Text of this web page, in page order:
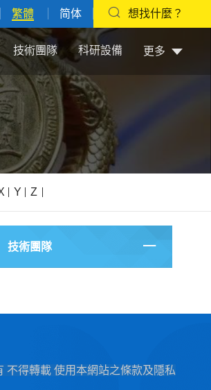
繁體 简体 想找什麼？
技術團隊 科研設備 更多
Y Z
技術團隊
不得轉載 使用本網站之條款及隱私